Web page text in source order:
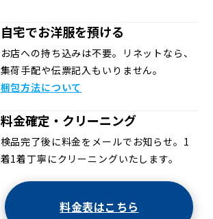
自宅でお洋服を預ける
お店への持ち込みは不要。リネットなら、
集荷手配や伝票記入もいりません。
梱包方法について
料金確定・クリーニング
検品完了後に料金をメールでお知らせ。1
着1着丁寧にクリーニングいたします。
料金表はこちら